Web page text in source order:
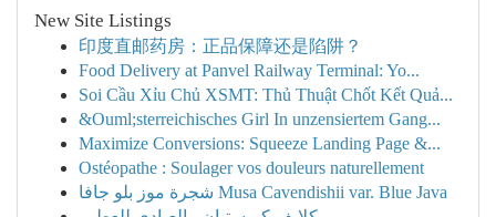
New Site Listings
印度直邮药房：正品保障还是陷阱？
Food Delivery at Panvel Railway Terminal: Yo...
Soi Cầu Xỉu Chủ XSMT: Thủ Thuật Chốt Kết Quả...
&Ouml;sterreichisches Girl In unzensiertem Gang...
Maximize Conversions: Squeeze Landing Page &...
Ostéopathe : Soulager vos douleurs naturellement
شجرة موز بلو جافا Musa Cavendishii var. Blue Java